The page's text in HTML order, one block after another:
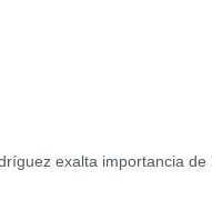
exalta importancia de